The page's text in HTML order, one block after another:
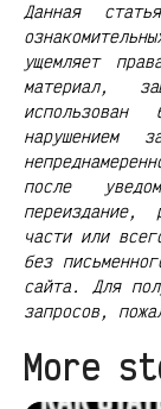
Данная
ущемляет
материал,
нарушением
после
переиздание,
части или
без
сайта. Для
запросов,
More